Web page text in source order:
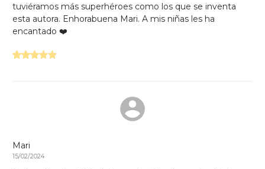
tuviéramos más superhéroes como los que se inventa
esta autora. Enhorabuena Mari. A mis niñas les ha
encantado ❤️
Mari
15/02/2024